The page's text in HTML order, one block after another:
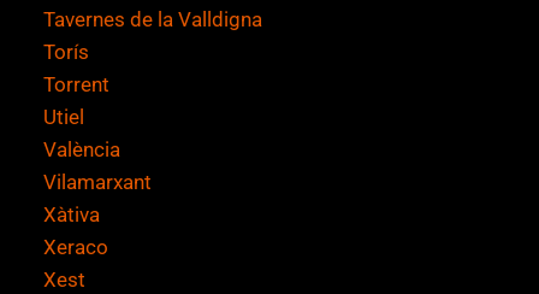
Tavernes de la Valldigna
Torís
Torrent
Utiel
València
Vilamarxant
Xàtiva
Xeraco
Xest